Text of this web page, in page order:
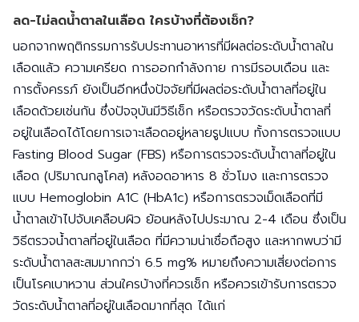
ลด-ไม่ลดน้ำตาลในเลือด ใครบ้างที่ต้องเช็ก?
นอกจากพฤติกรรมการรับประทานอาหารที่มีผลต่อระดับน้ำตาลใน
เลือดแล้ว ความเครียด การออกกำลังกาย การมีรอบเดือน และ
การตั้งครรภ์ ยังเป็นอีกหนึ่งปัจจัยที่มีผลต่อระดับน้ำตาลที่อยู่ใน
เลือดด้วยเช่นกัน ซึ่งปัจจุบันมีวิธีเช็ก หรือตรวจวัดระดับน้ำตาลที่
อยู่ในเลือดได้โดยการเจาะเลือดอยู่หลายรูปแบบ ทั้งการตรวจแบบ
Fasting Blood Sugar (FBS) หรือการตรวจระดับน้ำตาลที่อยู่ใน
เลือด (ปริมาณกลูโคส) หลังอดอาหาร 8 ชั่วโมง และการตรวจ
แบบ Hemoglobin A1C (HbA1c) หรือการตรวจเม็ดเลือดที่มี
น้ำตาลเข้าไปจับเคลือบผิว ย้อนหลังไปประมาณ 2-4 เดือน ซึ่งเป็น
วิธีตรวจน้ำตาลที่อยู่ในเลือด ที่มีความน่าเชื่อถือสูง และหากพบว่ามี
ระดับน้ำตาลสะสมมากกว่า 6.5 mg% หมายถึงความเสี่ยงต่อการ
เป็นโรคเบาหวาน ส่วนใครบ้างที่ควรเช็ก หรือควรเข้ารับการตรวจ
วัดระดับน้ำตาลที่อยู่ในเลือดมากที่สุด ได้แก่